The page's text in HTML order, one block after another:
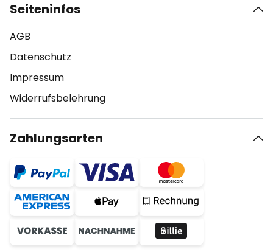
Seiteninfos
AGB
Datenschutz
Impressum
Widerrufsbelehrung
Zahlungsarten